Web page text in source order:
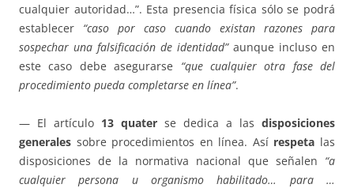
cualquier autoridad…”. Esta presencia física sólo se podrá
establecer “caso por caso cuando existan razones para
sospechar una falsificación de identidad”aunque incluso en
este caso debe asegurarse “que cualquier otra fase del
procedimiento pueda completarse en línea”.
— El artículo 13 quater se dedica a las disposiciones
generales sobre procedimientos en línea. Así respeta las
disposiciones de la normativa nacional que señalen “a
cualquier persona u organismo habilitado… para …